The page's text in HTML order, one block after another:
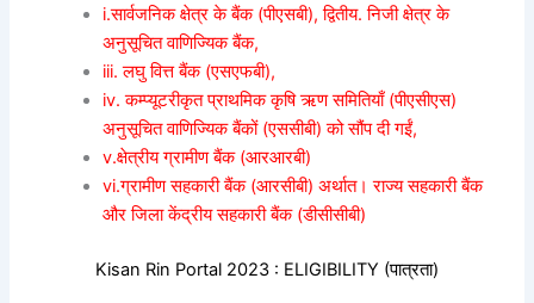
i.सार्वजनिक क्षेत्र के बैंक (पीएसबी), द्वितीय. निजी क्षेत्र के
अनुसूचित वाणिज्यिक बैंक,
iii. लघु वित्त बैंक (एसएफबी),
iv. कम्प्यूटरीकृत प्राथमिक कृषि ऋण समितियाँ (पीएसीएस)
अनुसूचित वाणिज्यिक बैंकों (एससीबी) को सौंप दी गईं,
v.क्षेत्रीय ग्रामीण बैंक (आरआरबी)
vi.ग्रामीण सहकारी बैंक (आरसीबी) अर्थात। राज्य सहकारी बैंक
और जिला केंद्रीय सहकारी बैंक (डीसीसीबी)
Kisan Rin Portal 2023 : ELIGIBILITY (पात्रता)